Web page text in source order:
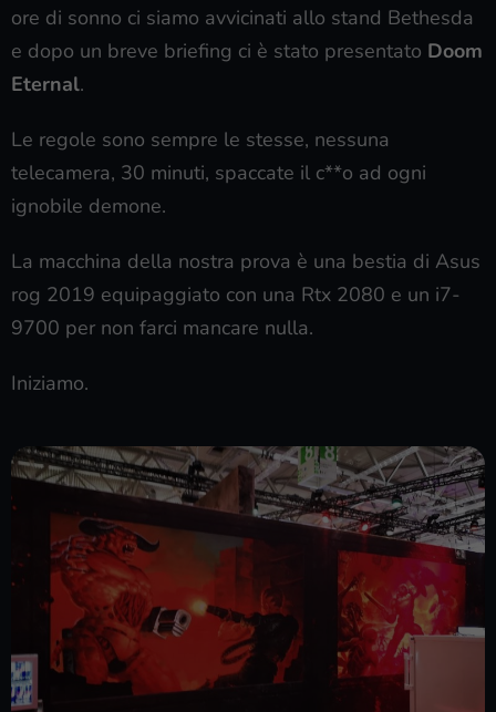
ore di sonno ci siamo avvicinati allo stand Bethesda
e dopo un breve briefing ci è stato presentato Doom
Eternal.
Le regole sono sempre le stesse, nessuna
telecamera, 30 minuti, spaccate il c**o ad ogni
ignobile demone.
La macchina della nostra prova è una bestia di Asus
rog 2019 equipaggiato con una Rtx 2080 e un i7-
9700 per non farci mancare nulla.
Iniziamo.